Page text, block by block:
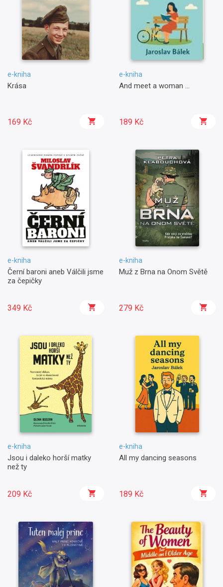
e-kniha
Krása
169 Kč
e-kniha
And meet a woman ...
189 Kč
e-kniha
Černí baroni aneb Válčili jsme
za čepičky
349 Kč
e-kniha
Muž z Brna na Onom Světě
279 Kč
e-kniha
Jsou i daleko horší matky
než ty
209 Kč
e-kniha
All my dancing seasons
189 Kč